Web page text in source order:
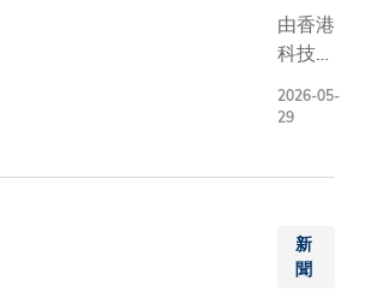
由香港
科技大
大）及
年香港
科創主
2026-05-
29
新
聞